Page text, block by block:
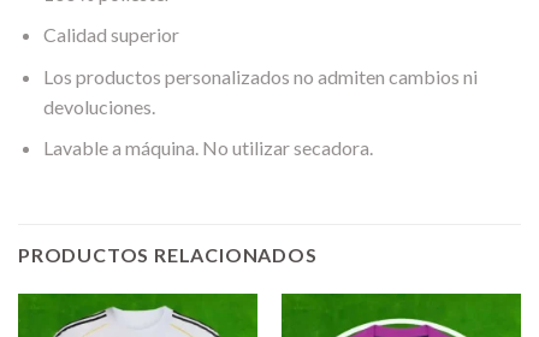
Calidad superior
Los productos personalizados no admiten cambios ni
devoluciones.
Lavable a máquina. No utilizar secadora.
PRODUCTOS RELACIONADOS